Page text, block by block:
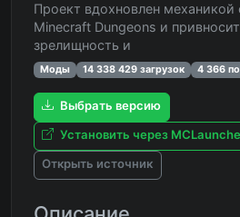
Проект вдохновлен
Minecraft Dungeons и
зрелищность и
Моды 14 338 429 загрузок 4 366
Выбрать версию
Установить через
Открыть источник